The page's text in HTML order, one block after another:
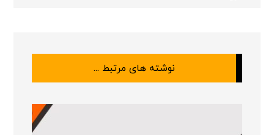
نوشته های مرتبط ...